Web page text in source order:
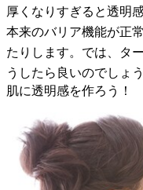
厚くなりすぎると透明
本来のバリア機能が正
たりします。では、タ
うしたら良いのでしょ
肌に透明感を作ろう！